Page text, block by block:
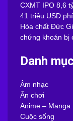
CXMT IPO 8,6
41 triệu USD
Hóa chất Đức
chứng khoán bị
Danh mục
Âm nhạc
Ăn chơi
Anime – Manga
Cuộc sống